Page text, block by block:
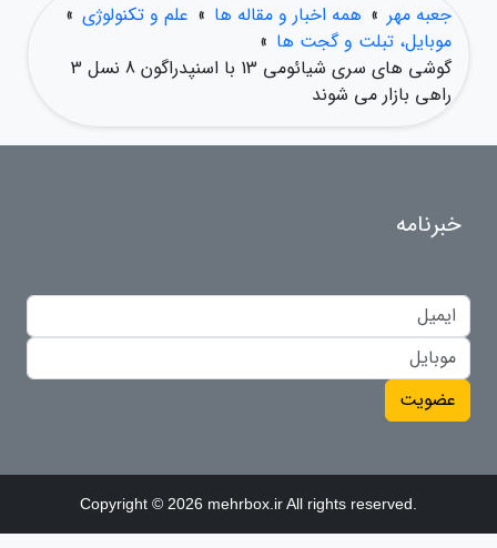
جعبه مهر » همه اخبار و مقاله ها » علم و تکنولوژی »
موبایل، تبلت و گجت ها »
گوشی های سری شیائومی 13 با اسنپدراگون 8 نسل 3
راهی بازار می شوند
خبرنامه
عضویت
Copyright © 2026 mehrbox.ir All rights reserved.